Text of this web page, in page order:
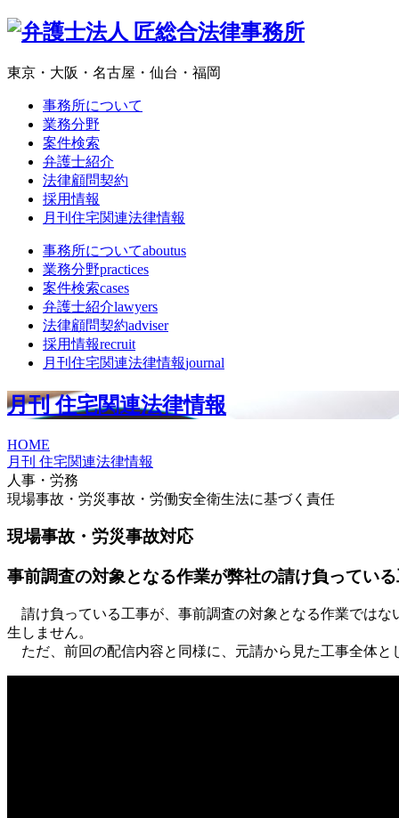
東京・大阪・名古屋・仙台・福岡
事務所について
業務分野
案件検索
弁護士紹介
法律顧問契約
採用情報
月刊住宅関連法律情報
事務所についてaboutus
業務分野practices
案件検索cases
弁護士紹介lawyers
法律顧問契約adviser
採用情報recruit
月刊住宅関連法律情報journal
月刊 住宅関連法律情報
HOME
月刊 住宅関連法律情報
人事・労務
現場事故・労災事故・労働安全衛生法に基づく責任
現場事故・労災事故対応
事前調査の対象となる作業が弊社の請け負ってい
請け負っている工事が、事前調査の対象となる作業ではな
生しません。
ただ、前回の配信内容と同様に、元請から見た工事全体